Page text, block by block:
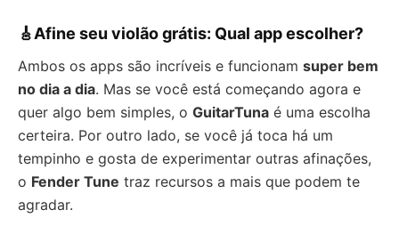
🎸Afine seu violão grátis: Qual app escolher?
Ambos os apps são incríveis e funcionam super bem
no dia a dia. Mas se você está começando agora e
quer algo bem simples, o GuitarTuna é uma escolha
certeira. Por outro lado, se você já toca há um
tempinho e gosta de experimentar outras afinações,
o Fender Tune traz recursos a mais que podem te
agradar.